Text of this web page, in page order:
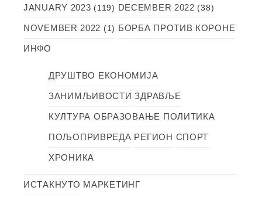
JANUARY 2023 (119) DECEMBER 2022 (38)
NOVEMBER 2022 (1) БОРБА ПРОТИВ КОРОНЕ
ИНФО
ДРУШТВО ЕКОНОМИЈА
ЗАНИМЉИВОСТИ ЗДРАВЉЕ
КУЛТУРА ОБРАЗОВАЊЕ ПОЛИТИКА
ПОЉОПРИВРЕДА РЕГИОН СПОРТ
ХРОНИКА
ИСТАКНУТО МАРКЕТИНГ